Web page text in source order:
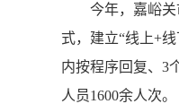
今年，嘉峪
式，建立“线上+
内按程序回复、3
人员1600余人次。